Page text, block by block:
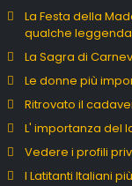
La Festa della
qualche leggenda
La Sagra di
Le donne più
Ritrovato il
L' importanza del
Vedere i profili
I Latitanti Italiani